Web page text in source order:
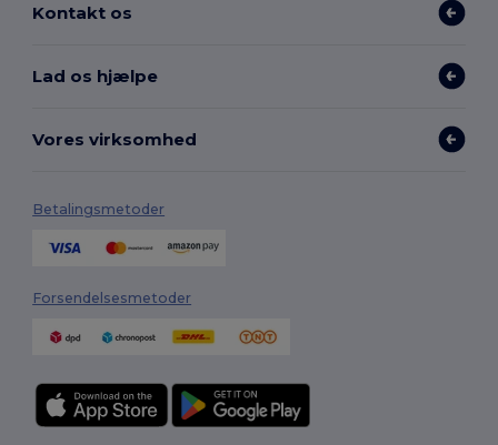
Kontakt os
Lad os hjælpe
Vores virksomhed
Betalingsmetoder
Forsendelsesmetoder